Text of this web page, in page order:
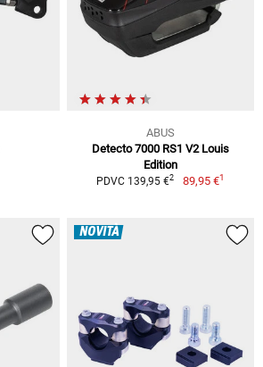
ABUS
Detecto 7000 RS1 V2 Louis
Edition
PDVC 139,95 €2 89,95 €1
NOVITÀ